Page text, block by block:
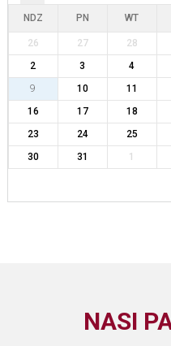
NDZ PN WT
26 27 28
2
3 4
9
10 11
16
17 18
23
24 25
30
31 1
NASI